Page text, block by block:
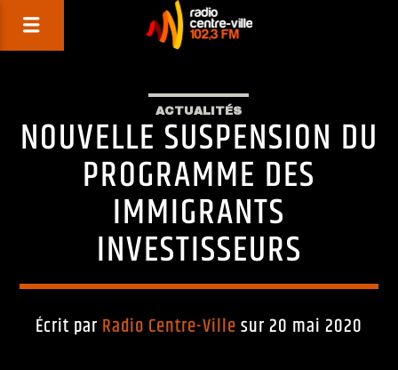
ACTUALITÉS
NOUVELLE SUSPENSION DU
PROGRAMME DES
IMMIGRANTS
INVESTISSEURS
Écrit par Radio Centre-Villesur 20 mai 2020